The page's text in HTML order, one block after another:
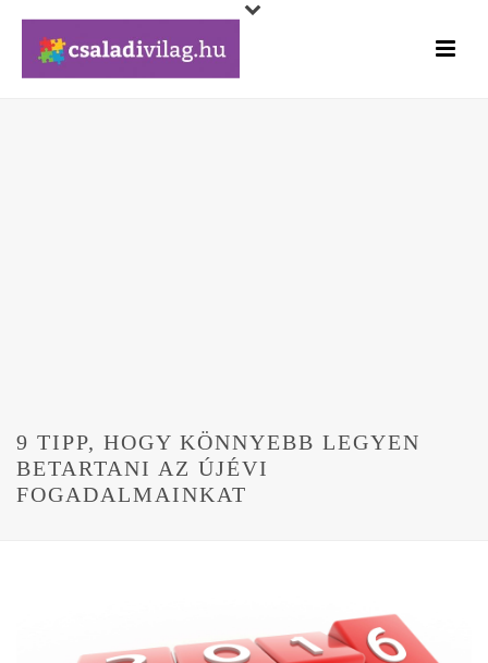
9 TIPP, HOGY KÖNNYEBB LEGYEN
BETARTANI AZ ÚJÉVI
FOGADALMAINKAT